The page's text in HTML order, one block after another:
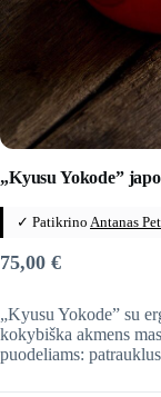
„Kyusu Yokode”
✓ Patikrino Antanas
75,00 €
„Kyusu Yokode” su
kokybiška akmens
puodeliams: